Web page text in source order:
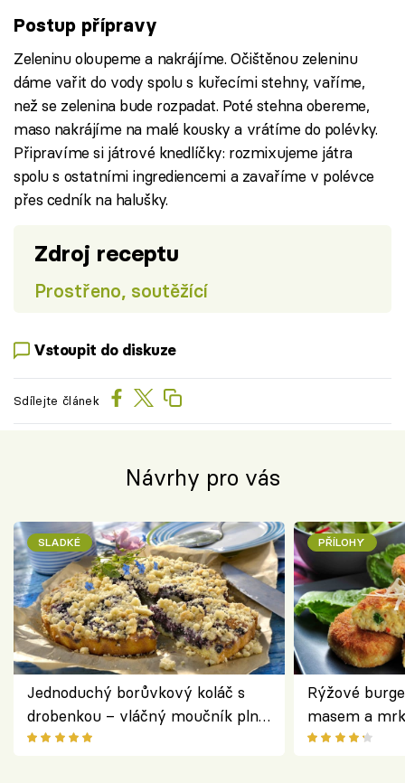
Postup přípravy
Zeleninu oloupeme a nakrájíme. Očištěnou zeleninu
dáme vařit do vody spolu s kuřecími stehny, vaříme,
než se zelenina bude rozpadat. Poté stehna obereme,
maso nakrájíme na malé kousky a vrátíme do polévky.
Připravíme si játrové knedlíčky: rozmixujeme játra
spolu s ostatními ingrediencemi a zavaříme v polévce
přes cedník na halušky.
Zdroj receptu
Prostřeno, soutěžící
Vstoupit do diskuze
Sdílejte článek
Návrhy pro vás
SLADKÉ
Jednoduchý borůvkový koláč s
drobenkou – vláčný moučník plný
ovoce
PŘÍLOHY
Rýžové
masem a
salátem –